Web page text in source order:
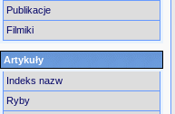
Publikacje
Filmiki
Artykuły
Indeks nazw
Ryby